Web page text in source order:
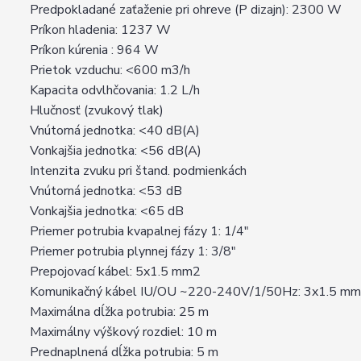
Predpokladané zaťaženie pri ohreve (P dizajn): 2300 W
Príkon hladenia: 1237 W
Príkon kúrenia : 964 W
Prietok vzduchu: <600 m3/h
Kapacita odvlhčovania: 1.2 L/h
Hlučnosť (zvukový tlak)
Vnútorná jednotka: <40 dB(A)
Vonkajšia jednotka: <56 dB(A)
Intenzita zvuku pri štand. podmienkách
Vnútorná jednotka: <53 dB
Vonkajšia jednotka: <65 dB
Priemer potrubia kvapalnej fázy 1: 1/4"
Priemer potrubia plynnej fázy 1: 3/8"
Prepojovací kábel: 5x1.5 mm2
Komunikačný kábel IU/OU ~220-240V/1/50Hz: 3x1.5
Maximálna dĺžka potrubia: 25 m
Maximálny výškový rozdiel: 10 m
Prednaplnená dĺžka potrubia: 5 m